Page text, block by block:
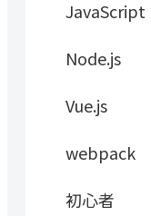
JavaScript
Node.js
Vue.js
webpack
初心者